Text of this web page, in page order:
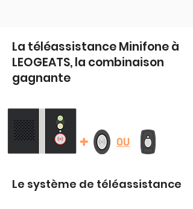
La téléassistance Minifone à
LEOGEATS, la combinaison
gagnante
+ OU
Le système de téléassistance